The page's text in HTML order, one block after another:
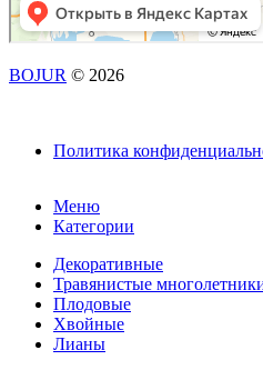
BOJUR © 2026
Политика
Меню
Категории
Декоративные
Травянистые
Плодовые
Хвойные
Лианы